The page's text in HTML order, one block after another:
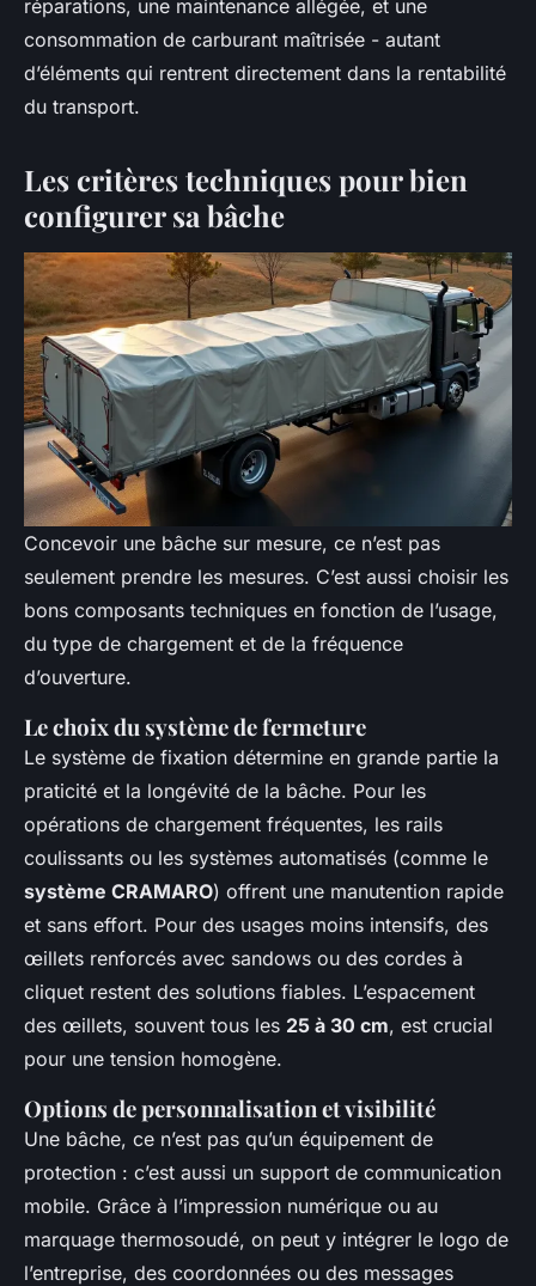
réparations, une maintenance allégée, et une
consommation de carburant maîtrisée - autant
d’éléments qui rentrent directement dans la rentabilité
du transport.
Les critères techniques pour bien
configurer sa bâche
Concevoir une bâche sur mesure, ce n’est pas
seulement prendre les mesures. C’est aussi choisir les
bons composants techniques en fonction de l’usage,
du type de chargement et de la fréquence
d’ouverture.
Le choix du système de fermeture
Le système de fixation détermine en grande partie la
praticité et la longévité de la bâche. Pour les
opérations de chargement fréquentes, les rails
coulissants ou les systèmes automatisés (comme le
système CRAMARO) offrent une manutention rapide
et sans effort. Pour des usages moins intensifs, des
œillets renforcés avec sandows ou des cordes à
cliquet restent des solutions fiables. L’espacement
des œillets, souvent tous les 25 à 30 cm, est crucial
pour une tension homogène.
Options de personnalisation et visibilité
Une bâche, ce n’est pas qu’un équipement de
protection : c’est aussi un support de communication
mobile. Grâce à l’impression numérique ou au
marquage thermosoudé, on peut y intégrer le logo de
l’entreprise, des coordonnées ou des messages